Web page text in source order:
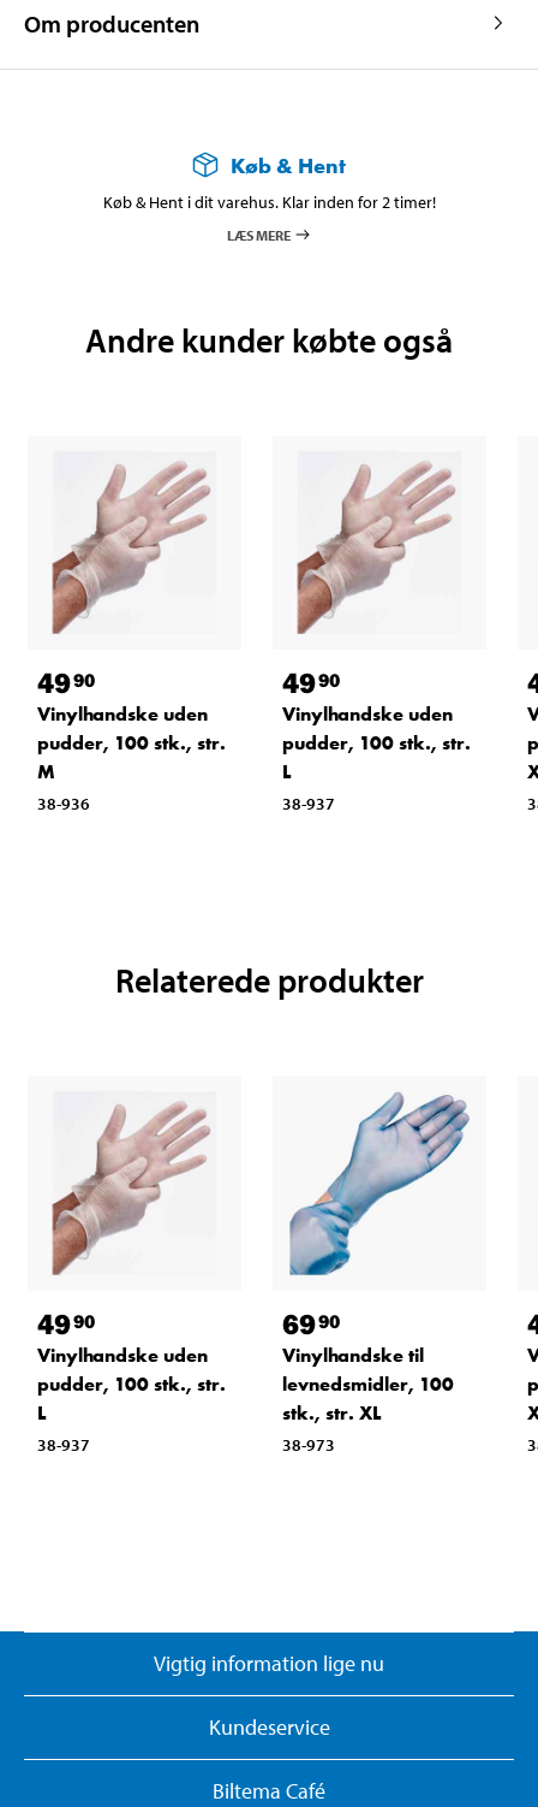
Om producenten
Køb & Hent
Køb & Hent i dit varehus. Klar inden for 2 timer!
LÆS MERE
Andre kunder købte også
4990
Vinylhandske uden
pudder, 100 stk., str.
M
38-936
4990
Vinylhandske uden
pudder, 100 stk., str.
L
38-937
Relaterede produkter
4990
Vinylhandske uden
pudder, 100 stk., str.
L
38-937
6990
Vinylhandske til
levnedsmidler, 100
stk., str. XL
38-973
Vigtig information lige nu
Kundeservice
Biltema Café